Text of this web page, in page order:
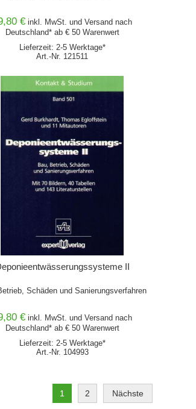
€ inkl. MwSt. undVersand nach
Deutschland* ab € 50 Warenwert
Lieferzeit: 2-5 Werktage*
Art.-Nr. 121511
II
Schäden und Sanierungsverfahren
€ inkl. MwSt. undVersand nach
Deutschland* ab € 50 Warenwert
Lieferzeit: 2-5 Werktage*
Art.-Nr. 104993
IN DEN WARENKORB
1 2 Nächste